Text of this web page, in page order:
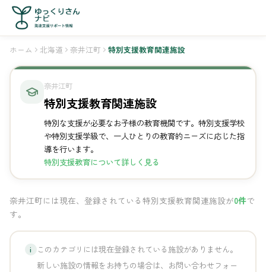
ホーム 北海道 奈井江町 特別支援教育関連施設
奈井江町
特別支援教育関連施設
特別な支援が必要なお子様の教育機関です。特別支援学校
や特別支援学級で、一人ひとりの教育的ニーズに応じた指
導を行います。
特別支援教育について詳しく見る
奈井江町には現在、登録されている特別支援教育関連施設が0件で
す。
i
このカテゴリには現在登録されている施設がありません。
新しい施設の情報をお持ちの場合は、お問い合わせフォー